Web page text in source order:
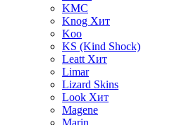
KMC
Knog Хит
Koo
KS (Kind Shock)
Leatt Хит
Limar
Lizard Skins
Look Хит
Magene
Marin